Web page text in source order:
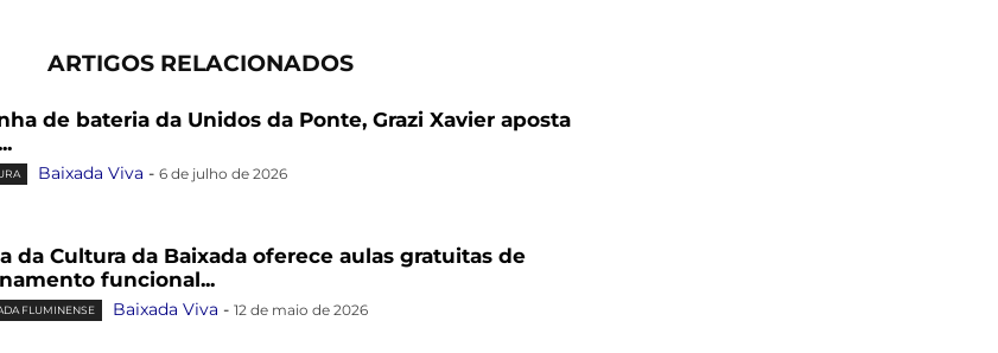
ARTIGOS RELACIONADOS
de bateria da Unidos da Ponte, Grazi Xavier aposta
Baixada Viva - 6 de julho de 2026
da Cultura da Baixada oferece aulas gratuitas de
funcional...
FLUMINENSE Baixada Viva - 12 de maio de 2026